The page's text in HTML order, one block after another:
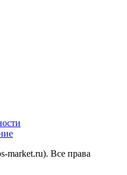
market.ru). Все права